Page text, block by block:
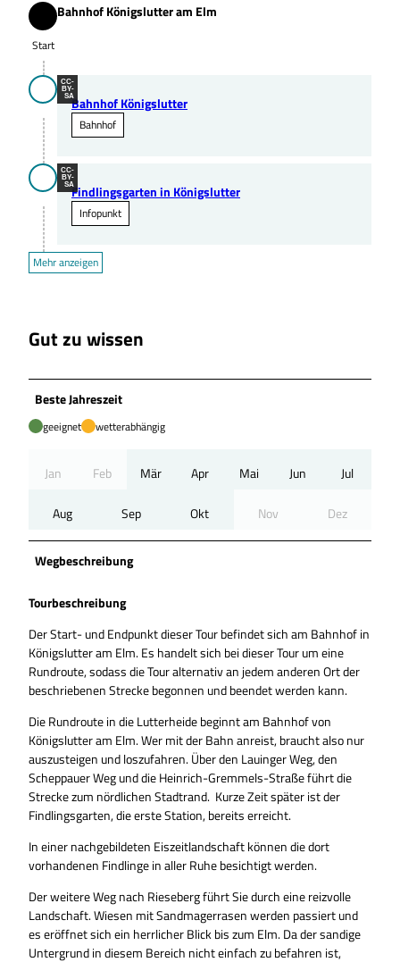
Start
Start
Bahnhof Königslutter am Elm
CC-
BY-
SABahnhof Königslutter
Bahnhof
CC-
BY-
SAFindlingsgarten in Königslutter
Infopunkt
Mehr anzeigen
Gut zu wissen
Beste Jahreszeit
geeignet wetterabhängig
Jan Feb Mär Apr Mai Jun Jul
Aug Sep Okt Nov Dez
Wegbeschreibung
Tourbeschreibung
Der Start- und Endpunkt dieser Tour befindet sich am Bahnhof in
Königslutter am Elm. Es handelt sich bei dieser Tour um eine
Rundroute, sodass die Tour alternativ an jedem anderen Ort der
beschriebenen Strecke begonnen und beendet werden kann.
Die Rundroute in die Lutterheide beginnt am Bahnhof von
Königslutter am Elm. Wer mit der Bahn anreist, braucht also nur
auszusteigen und loszufahren. Über den Lauinger Weg, den
Scheppauer Weg und die Heinrich-Gremmels-Straße führt die
Strecke zum nördlichen Stadtrand. Kurze Zeit später ist der
Findlingsgarten, die erste Station, bereits erreicht.
In einer nachgebildeten Eiszeitlandschaft können die dort
vorhandenen Findlinge in aller Ruhe besichtigt werden.
Der weitere Weg nach Rieseberg führt Sie durch eine reizvolle
Landschaft. Wiesen mit Sandmagerrasen werden passiert und
es eröffnet sich ein herrlicher Blick bis zum Elm. Da der sandige
Untergrund in diesem Bereich nicht einfach zu befahren ist,